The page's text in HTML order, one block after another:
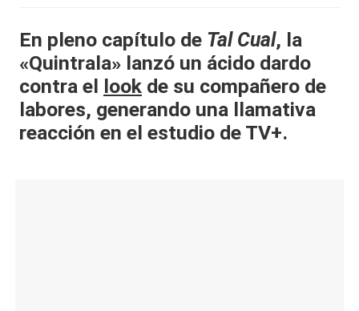
al
it
y
s,
En pleno capítulo de Tal Cual, la
«Quintrala» lanzó un ácido dardo
contra el look de su compañero de
labores, generando una llamativa
reacción en el estudio de TV+.